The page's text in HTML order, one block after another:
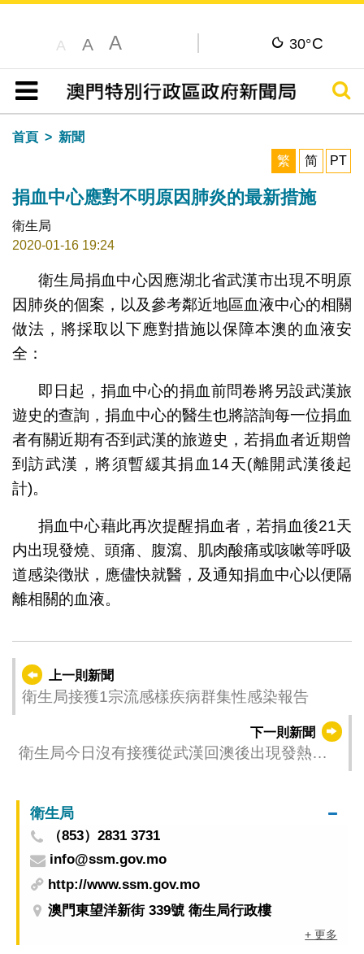
A A A 30°C
目錄
搜尋
首頁
新聞
繁
简 PT
捐血中心應對不明原因肺炎的最新措施
衛生局
2020-01-16 19:24
衛生局捐血中心因應湖北省武漢市出現不明原
因肺炎的個案，以及參考鄰近地區血液中心的相關
做法，將採取以下應對措施以保障本澳的血液安
全：
即日起，捐血中心的捐血前問卷將另設武漢旅
遊史的查詢，捐血中心的醫生也將諮詢每一位捐血
者有關近期有否到武漢的旅遊史，若捐血者近期曾
到訪武漢，將須暫緩其捐血14天(離開武漢後起
計)。
捐血中心藉此再次提醒捐血者，若捐血後21天
内出現發燒、頭痛、腹瀉、肌肉酸痛或咳嗽等呼吸
道感染徴狀，應儘快就醫，及通知捐血中心以便隔
離相關的血液。
上一則新聞
衛生局接獲1宗流感樣疾病群集性感染報告
下一則新聞
衛生局今日沒有接獲從武漢回澳後出現發熱及
衛生局
（853）2831 3731
info@ssm.gov.mo
http://www.ssm.gov.mo
澳門東望洋新街 339號 衛生局行政樓
+ 更多